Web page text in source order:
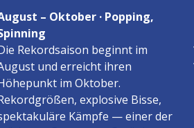
– Oktober · Popping,
Rekordsaison beginnt im
und erreicht ihren
im Oktober.
explosive Bisse,
Kämpfe — einer der